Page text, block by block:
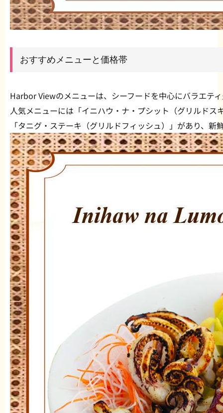
おすすめメニューと価格帯
Harbor Viewのメニューは、シーフードを中心にバラエテ
人気メニューには「イニハウ・ナ・プシット（グリルドス
「タニグ・ステーキ（グリルドフィッシュ）」があり、新